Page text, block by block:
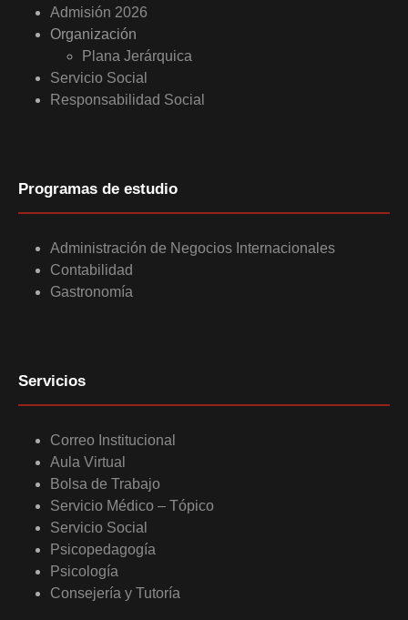
Admisión 2026
Organización
Plana Jerárquica
Servicio Social
Responsabilidad Social
Programas de estudio
Administración de Negocios Internacionales
Contabilidad
Gastronomía
Servicios
Correo Institucional
Aula Virtual
Bolsa de Trabajo
Servicio Médico – Tópico
Servicio Social
Psicopedagogía
Psicología
Consejería y Tutoría